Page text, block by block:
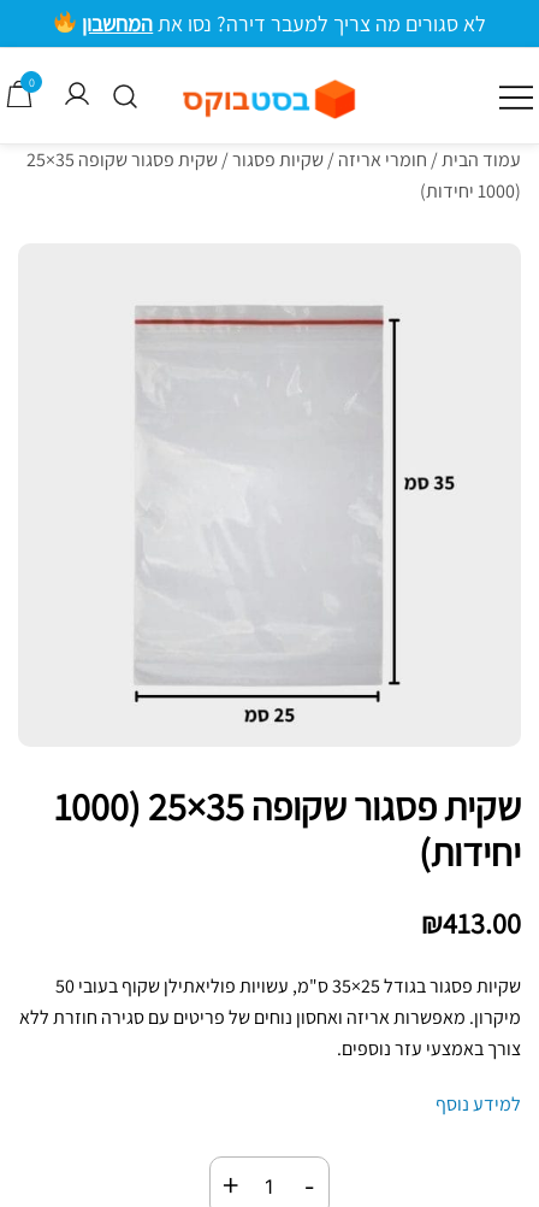
לתוכן
לא סגורים מה צריך למעבר דירה? נסו את המחשבון
בסטבוקס
0
עמוד הבית/ חומרי אריזה/שקיות פסגור
/ שקית פסגור שקופה 35×25
(1000 יחידות)
שקית פסגור שקופה 35×25 (1000
יחידות)
₪413.00
שקיות פסגור בגודל 25×35 ס"מ, עשויות פוליאתילן שקוף בעובי 50
מיקרון. מאפשרות אריזה ואחסון נוחים של פריטים עם סגירה חוזרת ללא
צורך באמצעי עזר נוספים.
למידע נוסף
-
+